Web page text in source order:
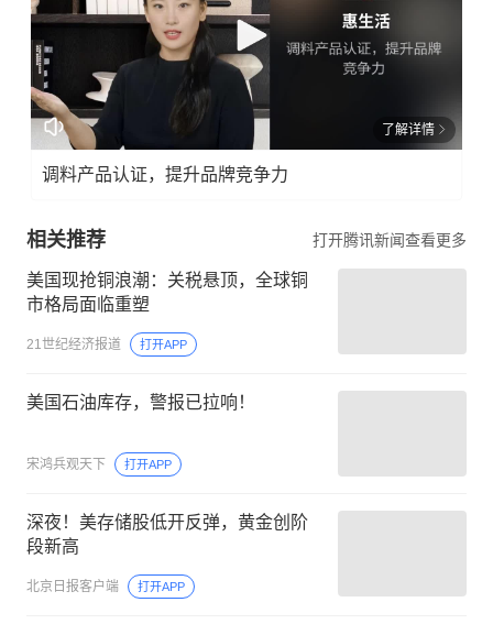
了解详情
调料产品认证，提升品牌竞争力
相关推荐 打开腾讯新闻查看更多
美国现抢铜浪潮：关税悬顶，全球铜
市格局面临重塑
21世纪经济报道 打开APP
美国石油库存，警报已拉响！
宋鸿兵观天下 打开APP
深夜！美存储股低开反弹，黄金创阶
段新高
北京日报客户端 打开APP